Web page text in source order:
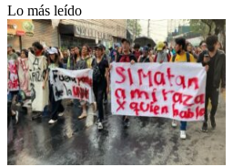
Lo más leído